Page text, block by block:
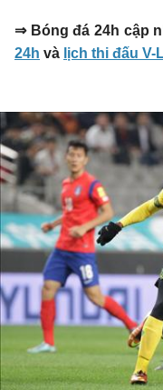
⇒ Bóng đá 24h cập
24h và lịch thi đấu V-